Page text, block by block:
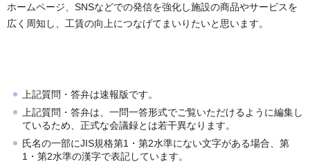
ホームページ、SNSなどでの発信を強化し施設の商品やサービスを
広く周知し、工賃の向上につなげてまいりたいと思います。
上記質問・答弁は速報版です。
上記質問・答弁は、一問一答形式でご覧いただけるように編集し
ているため、正式な会議録とは若干異なります。
氏名の一部にJIS規格第1・第2水準にない文字がある場合、第
1・第2水準の漢字で表記しています。